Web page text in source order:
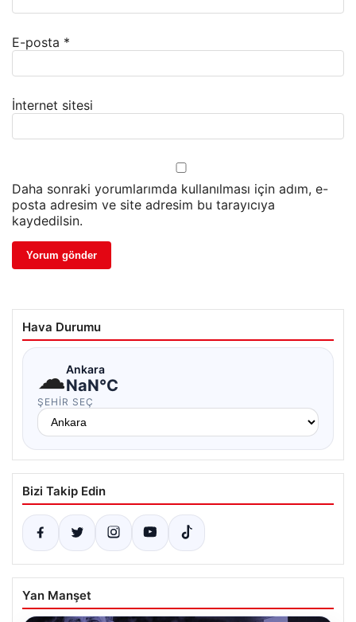
E-posta *
İnternet sitesi
Daha sonraki yorumlarımda kullanılması için adım, e-
posta adresim ve site adresim bu tarayıcıya
kaydedilsin.
Hava Durumu
☁Ankara
NaN°C
ŞEHIR SEÇ
Bizi Takip Edin
Yan Manşet